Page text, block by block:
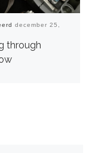
december 25,
through